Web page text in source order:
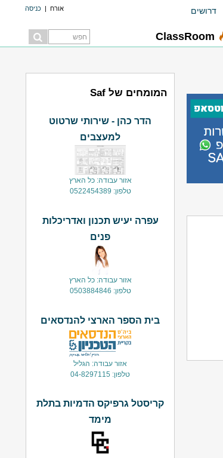
אורח | כניסה דרושים
ClassRoom
המומחים של Saf
הדר כהן - שירותי שרטוט
למעצבים
אזור עבודה: כל הארץ
טלפון: 0522454389
עפרה יעיש תכנון ואדריכלות
פנים
אזור עבודה: כל הארץ
טלפון: 0503884846
בית הספר הארצי להנדסאים
אזור עבודה: הגליל
טלפון: 04-8297115
קריסטל גרפיקס הדמיות בתלת
מימד